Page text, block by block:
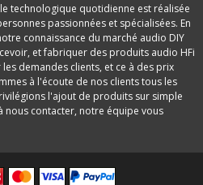
technologique quotidienne est réalisée
passionnées et spécialisées. En
connaissance du marché audio DIY
et fabriquer des produits audio HFi
demandes clients, et ce à des prix
à l'écoute de nos clients tous les
l'ajout de produits sur simple
nous contacter, notre équipe vous